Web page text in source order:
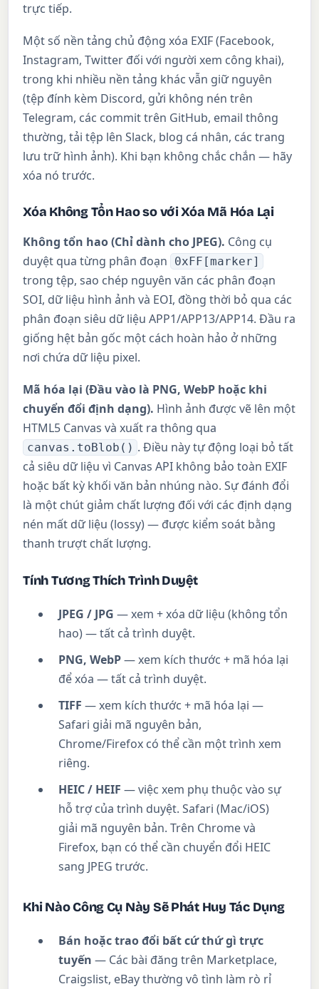
trực tiếp.
Một số nền tảng chủ động xóa EXIF (Facebook,
Instagram, Twitter đối với người xem công khai),
trong khi nhiều nền tảng khác vẫn giữ nguyên
(tệp đính kèm Discord, gửi không nén trên
Telegram, các commit trên GitHub, email thông
thường, tải tệp lên Slack, blog cá nhân, các trang
lưu trữ hình ảnh). Khi bạn không chắc chắn — hãy
xóa nó trước.
Xóa Không Tổn Hao so với Xóa Mã Hóa Lại
Không tổn hao (Chỉ dành cho JPEG). Công cụ
duyệt qua từng phân đoạn
0xFF[marker]
trong tệp, sao chép nguyên văn các phân đoạn
SOI, dữ liệu hình ảnh và EOI, đồng thời bỏ qua các
phân đoạn siêu dữ liệu APP1/APP13/APP14. Đầu ra
giống hệt bản gốc một cách hoàn hảo ở những
nơi chứa dữ liệu pixel.
Mã hóa lại (Đầu vào là PNG, WebP hoặc khi
chuyển đổi định dạng). Hình ảnh được vẽ lên một
HTML5 Canvas và xuất ra thông qua
canvas.toBlob() . Điều này tự động loại bỏ tất
cả siêu dữ liệu vì Canvas API không bảo toàn EXIF
hoặc bất kỳ khối văn bản nhúng nào. Sự đánh đổi
là một chút giảm chất lượng đối với các định dạng
nén mất dữ liệu (lossy) — được kiểm soát bằng
thanh trượt chất lượng.
Tính Tương Thích Trình Duyệt
JPEG / JPG — xem + xóa dữ liệu (không tổn
hao) — tất cả trình duyệt.
PNG, WebP— xem kích thước + mã hóa lại
để xóa — tất cả trình duyệt.
TIFF — xem kích thước + mã hóa lại —
Safari giải mã nguyên bản,
Chrome/Firefox có thể cần một trình xem
riêng.
HEIC / HEIF — việc xem phụ thuộc vào sự
hỗ trợ của trình duyệt. Safari (Mac/iOS)
giải mã nguyên bản. Trên Chrome và
Firefox, bạn có thể cần chuyển đổi HEIC
sang JPEG trước.
Khi Nào Công Cụ Này Sẽ Phát Huy Tác Dụng
Bán hoặc trao đổi bất cứ thứ gì trực
tuyến — Các bài đăng trên Marketplace,
Craigslist, eBay thường vô tình làm rò rỉ